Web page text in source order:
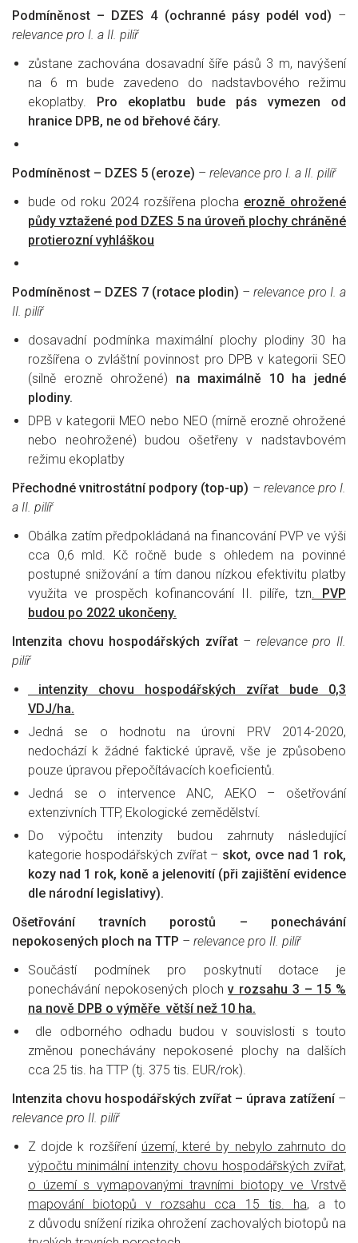
Podmíněnost – DZES 4 (ochranné pásy podél vod) –
relevance pro I. a II. pilíř
zůstane zachována dosavadní šíře pásů 3 m, navýšení
na 6 m bude zavedeno do nadstavbového režimu
ekoplatby. Pro ekoplatbu bude pás vymezen od
hranice DPB, ne od břehové čáry.
Podmíněnost – DZES 5 (eroze) – relevance pro I. a II. pilíř
bude od roku 2024 rozšířena plocha erozně ohrožené
půdy vztažené pod DZES 5 na úroveň plochy chráněné
protierozní vyhláškou
Podmíněnost – DZES 7 (rotace plodin) – relevance pro I. a
II. pilíř
dosavadní podmínka maximální plochy plodiny 30 ha
rozšířena o zvláštní povinnost pro DPB v kategorii SEO
(silně erozně ohrožené) na maximálně 10 ha jedné
plodiny.
DPB v kategorii MEO nebo NEO (mírně erozně ohrožené
nebo neohrožené) budou ošetřeny v nadstavbovém
režimu ekoplatby
Přechodné vnitrostátní podpory (top-up) – relevance pro I.
a II. pilíř
Obálka zatím předpokládaná na financování PVP ve výši
cca 0,6 mld. Kč ročně bude s ohledem na povinné
postupné snižování a tím danou nízkou efektivitu platby
využita ve prospěch kofinancování II. pilíře, tzn. PVP
budou po 2022 ukončeny.
Intenzita chovu hospodářských zvířat – relevance pro II.
pilíř
intenzity chovu hospodářských zvířat bude 0,3
VDJ/ha.
Jedná se o hodnotu na úrovni PRV 2014-2020,
nedochází k žádné faktické úpravě, vše je způsobeno
pouze úpravou přepočítávacích koeficientů.
Jedná se o intervence ANC, AEKO – ošetřování
extenzivních TTP, Ekologické zemědělství.
Do výpočtu intenzity budou zahrnuty následující
kategorie hospodářských zvířat – skot, ovce nad 1 rok,
kozy nad 1 rok, koně a jelenovití (při zajištění evidence
dle národní legislativy).
Ošetřování travních porostů – ponechávání
nepokosených ploch na TTP – relevance pro II. pilíř
Součástí podmínek pro poskytnutí dotace je
ponechávání nepokosených plochv rozsahu 3 – 15 %
na nově DPB o výměře větší než 10 ha.
dle odborného odhadu budou v souvislosti s touto
změnou ponechávány nepokosené plochy na dalších
cca 25 tis. ha TTP (tj. 375 tis. EUR/rok).
Intenzita chovu hospodářských zvířat – úprava zatížení –
relevance pro II. pilíř
Z dojde k rozšíření území, které by nebylo zahrnuto do
výpočtu minimální intenzity chovu hospodářských zvířat,
o území s vymapovanými travními biotopy ve Vrstvě
mapování biotopů v rozsahu cca 15 tis. ha, a to
z důvodu snížení rizika ohrožení zachovalých biotopů na